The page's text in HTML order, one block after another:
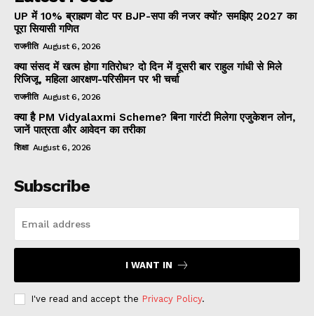
UP में 10% ब्राह्मण वोट पर BJP-सपा की नजर क्यों? समझिए 2027 का
पूरा सियासी गणित
राजनीति August 6, 2026
क्या संसद में खत्म होगा गतिरोध? दो दिन में दूसरी बार राहुल गांधी से मिले
रिजिजू, महिला आरक्षण-परिसीमन पर भी चर्चा
राजनीति August 6, 2026
क्या है PM Vidyalaxmi Scheme? बिना गारंटी मिलेगा एजुकेशन लोन,
जानें पात्रता और आवेदन का तरीका
शिक्षा August 6, 2026
Subscribe
I WANT IN
I've read and accept the Privacy Policy.